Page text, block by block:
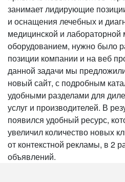
занимает лидирующие
и оснащения лечебных и
медицинской и
оборудованием, нужно было
позиции компании и на веб
данной задачи мы
новый сайт, с подробным
удобными разделами для
услуг и производителей. В
появился удобный ресурс,
увеличил количество новых
от контекстной рекламы, в 2
объявлений.